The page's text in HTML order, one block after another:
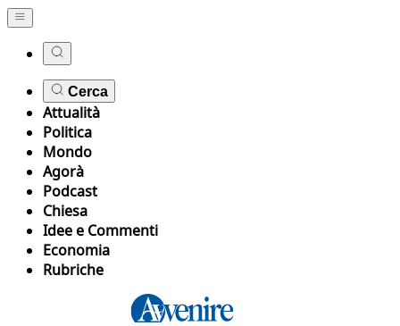
Cerca
Attualità
Politica
Mondo
Agorà
Podcast
Chiesa
Idee e Commenti
Economia
Rubriche